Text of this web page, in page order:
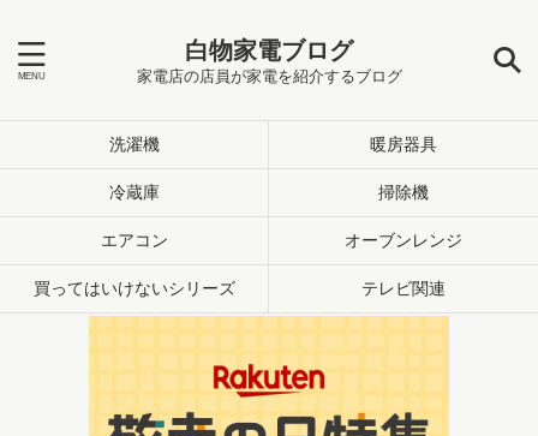
白物家電ブログ
家電店の店員が家電を紹介するブログ
洗濯機 暖房器具
冷蔵庫 掃除機
エアコン オーブンレンジ
買ってはいけないシリーズ テレビ関連